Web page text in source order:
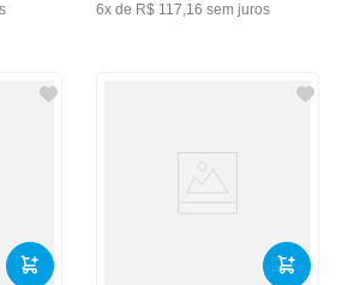
6x de R$ 117,16 sem juros